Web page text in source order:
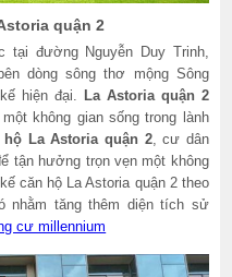
quận 2
tại đường Nguyễn Duy Trinh,
dòng sông thơ mộng Sông
hiện đại. La Astoria quận 2
không gian sống trong lành
hộ La Astoria quận 2, cư dân
tận hưởng trọn vẹn một không
căn hộ La Astoria quận 2 theo
nhằm tăng thêm diện tích sử
cư millennium